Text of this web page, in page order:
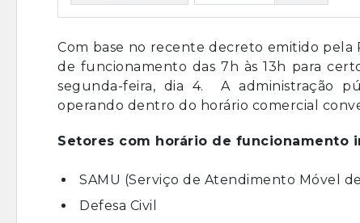
Com base no recente decreto emitido
de funcionamento das 7h às 13h para
segunda-feira, dia 4. A administração
operando dentro do horário comercial
Setores com horário de funcionamento
SAMU (Serviço de Atendimento Móvel
Defesa Civil